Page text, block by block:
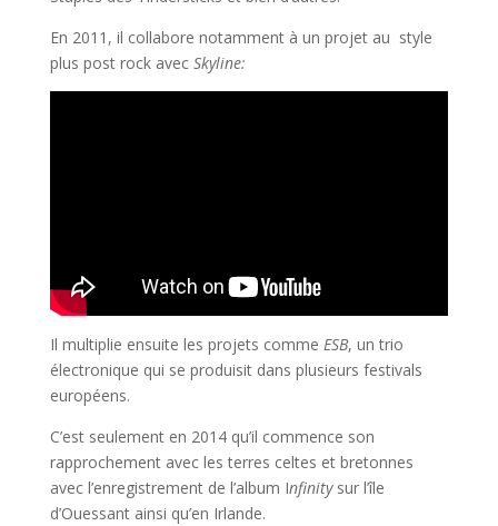
En 2011, il collabore notamment à un projet au style
plus post rock avec Skyline:
Il multiplie ensuite les projets comme ESB, un trio
électronique qui se produisit dans plusieurs festivals
européens.
C’est seulement en 2014qu’il commence son
rapprochement avec les terres celtes et bretonnes
avec l’enregistrement de l’album Infinitysur l’île
d’Ouessant ainsi qu’en Irlande.